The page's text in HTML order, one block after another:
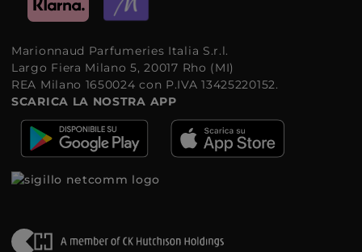
Marionnaud Parfumeries Italia S.r.l.
Largo Fiera Milano 5, 20017 Rho (MI)
REA Milano 1650024 con P.IVA 13425220152.
SCARICA LA NOSTRA APP